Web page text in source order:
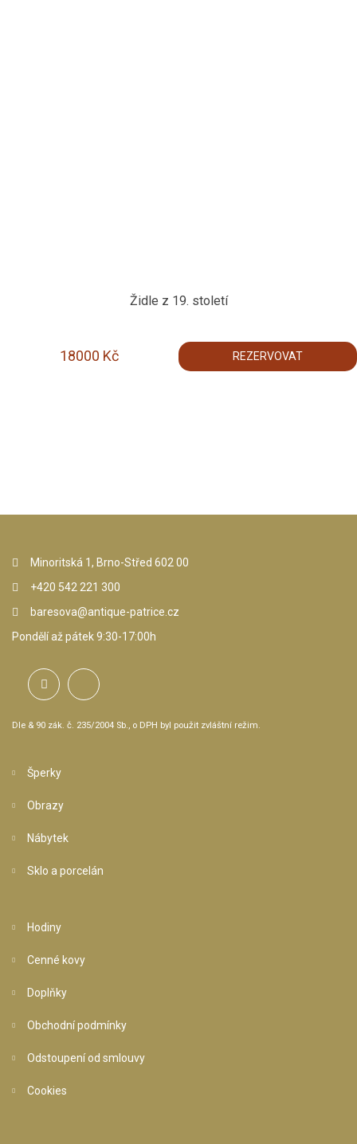
Židle z 19. století
18000 Kč REZERVOVAT
Minoritská 1, Brno-Střed 602 00
+420 542 221 300
baresova@antique-patrice.cz
Pondělí až pátek 9:30-17:00h
Dle & 90 zák. č. 235/2004 Sb., o DPH byl použit zvláštní režim.
Šperky
Obrazy
Nábytek
Sklo a porcelán
Hodiny
Cenné kovy
Doplňky
Obchodní podmínky
Odstoupení od smlouvy
Cookies